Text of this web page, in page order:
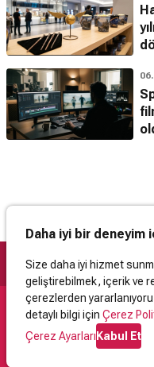
Daha iyi bir deneyim
Size daha iyi hizmet
geliştirebilmek, içerik ve
çerezlerden
detaylı bilgi için Çerez
Çerez AyarlarıKabul Et
İletişimYardım